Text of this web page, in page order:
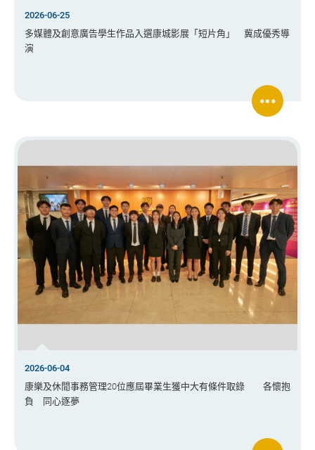
2026-06-25
多媒體及創意廣告學生作品入選康城影展「短片角」 冀成優秀導
演
2026-06-04
康樂及休閒事務管理20位應屆畢業生獲中大有條件取錄 各懷抱
負 同心逐夢